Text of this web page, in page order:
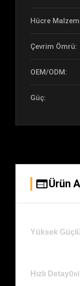
Hücre
Çevrim Ömrü:
OEM/ODM:
Güç:
Ürün
Yüksek
Hızlı Detay